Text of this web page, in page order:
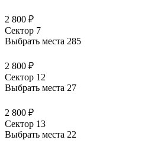
2 800 ₽
Сектор 7
Выбрать места 285
2 800 ₽
Сектор 12
Выбрать места 27
2 800 ₽
Сектор 13
Выбрать места 22